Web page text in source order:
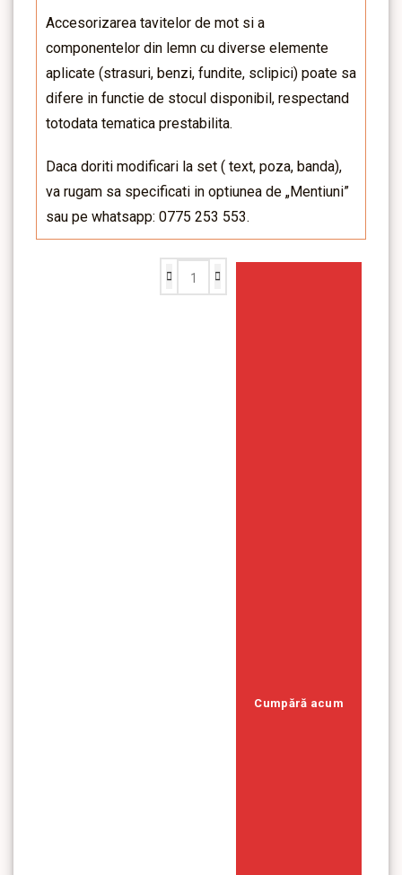
Accesorizarea tavitelor de mot si a
componentelor din lemn cu diverse elemente
aplicate (strasuri, benzi, fundite, sclipici) poate sa
difere in functie de stocul disponibil, respectand
totodata tematica prestabilita.
Daca doriti modificari la set ( text, poza, banda),
va rugam sa specificati in optiunea de „Mentiuni”
sau pe whatsapp: 0775 253 553.
Cumpără acum